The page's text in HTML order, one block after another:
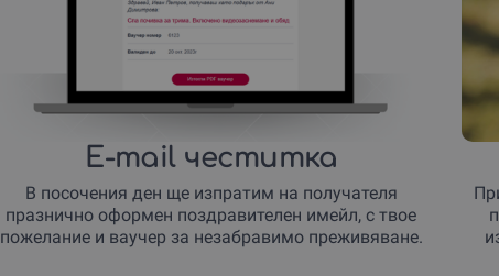
E-mail честитка
В посочения ден ще изпратим на получателя
празнично оформен поздравителен имейл, с твое
пожелание и ваучер за незабравимо преживяване.